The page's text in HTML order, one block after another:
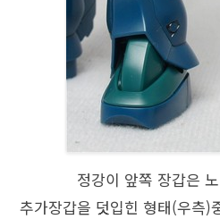
정강이 앞쪽 장갑은
추가장갑을 덧입힌 형태(우측)